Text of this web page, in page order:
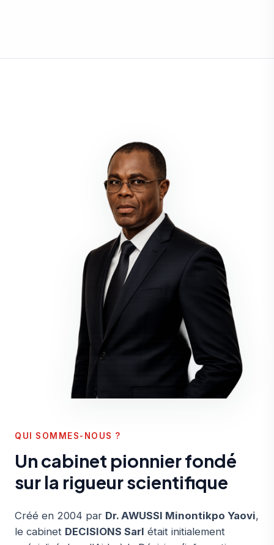
QUI SOMMES-NOUS ?
Un cabinet pionnier fondé
sur la rigueur scientifique
Créé en 2004 par Dr. AWUSSI Minontikpo Yaovi,
le cabinet DECISIONS Sarl était initialement